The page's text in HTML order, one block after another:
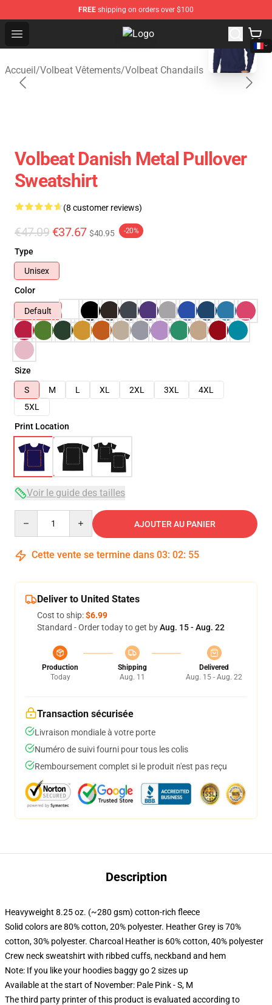
FREE shipping on orders over $100
Open menu Volbeat Shop - Official Volbeat
Accueil/Volbeat Vêtements/Volbeat Chandails
Volbeat Danish Metal Pullover
Sweatshirt
(8 customer reviews)
€47.09 €37.67 $40.95 -20%
Type
Unisex
Color
Default
Size
S
M L XL 2XL 3XL
4XL
5XL
Print Location
Voir le guide des tailles
AJOUTER AU PANIER
Cette vente se termine dans 03: 02: 54
Deliver to United States
Cost to ship:$6.99
Standard - Order today to get byAug. 15 - Aug. 22
Production
Today
Shipping
Aug. 11
Delivered
Aug. 15 - Aug. 22
Transaction sécurisée
Livraison mondiale à votre porte
Numéro de suivi fourni pour tous les colis
Remboursement complet si le produit n'est pas reçu
Description
Heavyweight 8.25 oz. (~280 gsm) cotton-rich fleece
Solid colors are 80% cotton, 20% polyester. Heather Grey is 70%
cotton, 30% polyester. Charcoal Heather is 60% cotton, 40% polyester
Crew neck sweatshirt with ribbed cuffs, neckband and hem
Note: If you like your hoodies baggy go 2 sizes up
Available at the start of November: Pale Pink - S, M
The third party printer of this product is evaluated according to